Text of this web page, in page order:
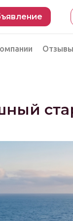
Отзывы